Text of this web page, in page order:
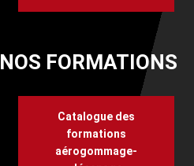
NOS FORMATIONS
Catalogue des
formations
aérogommage-